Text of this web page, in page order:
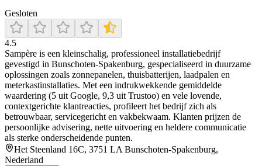
Gesloten
4.5
Sampère is een kleinschalig, professioneel installatiebedrijf
gevestigd in Bunschoten‑Spakenburg, gespecialiseerd in duurzame
oplossingen zoals zonnepanelen, thuisbatterijen, laadpalen en
meterkastinstallaties. Met een indrukwekkende gemiddelde
waardering (5 uit Google, 9,3 uit Trustoo) en vele lovende,
contextgerichte klantreacties, profileert het bedrijf zich als
betrouwbaar, servicegericht en vakbekwaam. Klanten prijzen de
persoonlijke advisering, nette uitvoering en heldere communicatie
als sterke onderscheidende punten.
Het Steenland 16C, 3751 LA Bunschoten-Spakenburg,
Nederland